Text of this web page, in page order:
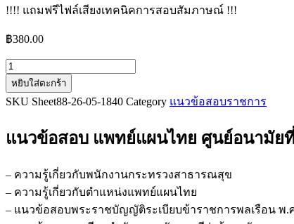
!!!! แถมฟรีไฟล์เสียงเทคนิคการสอบสัมภาษณ์ !!!
฿380.00
จำนวน
แนว
ข้อสอบ
แผน
ศูนย์
อนามัย
หยิบใส่ตะกร้า
SKU Sheet88-26-05-1840 Category แนวข้อสอบราชการ
แนวข้อสอบ แพทย์แผนไทย ศูนย์อนามัย
– ความรู้เกี่ยวกับพนักงานกระทรวงสาธารณสุข
– ความรู้เกี่ยวกับตำแหน่งแพทย์แผนไทย
– แนวข้อสอบพระราชบัญญัติระเบียบข้าราชการพลเรือน พ.ศ